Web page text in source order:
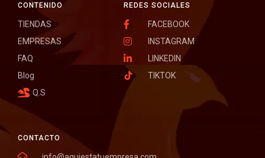
CONTACTO
REDES SOCIALES
FACEBOOK
INSTAGRAM
LINKEDIN
TIKTOK
CONTENIDO
TIENDAS
EMPRESAS
FAQ
Blog
Q.S